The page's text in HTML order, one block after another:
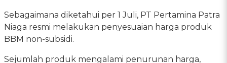
Sebagaimana diketahui per 1 Juli, PT Pertamina Patra
Niaga resmi melakukan penyesuaian harga produk
BBM non-subsidi.
Sejumlah produk mengalami penurunan harga,